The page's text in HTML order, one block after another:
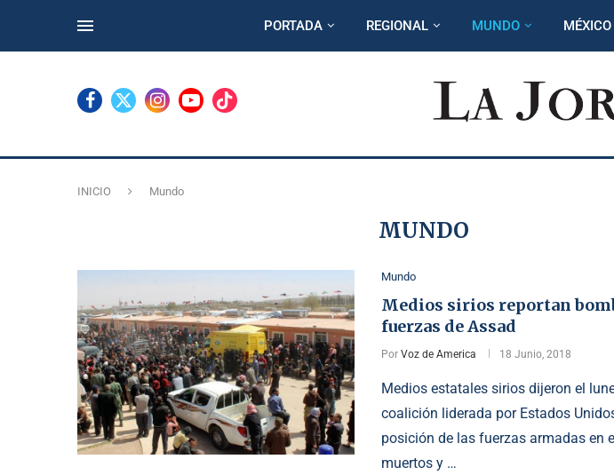
PORTADA REGIONAL MUNDO MÉXICO
INICIO Mundo
MUNDO
Mundo
Medios sirios reportan
fuerzas de Assad
Por Voz de America 18 Junio, 2018
Medios estatales sirios dijeron el
coalición liderada por Estados
posición de las fuerzas armadas en
muertos y …